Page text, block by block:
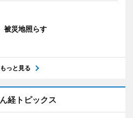
被災地照らす
もっと見る
経トピックス